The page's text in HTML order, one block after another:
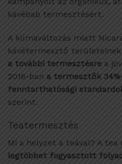
kávébab termesztésért.
A klímaváltozás miatt
kávétermesztő területeinek
a további termesztésre a
2016-ban a termesztők
fenntarthatósági
szerint.
Teatermesztés
Mi a helyzet a teával? A tea
legtöbbet fogyasztott